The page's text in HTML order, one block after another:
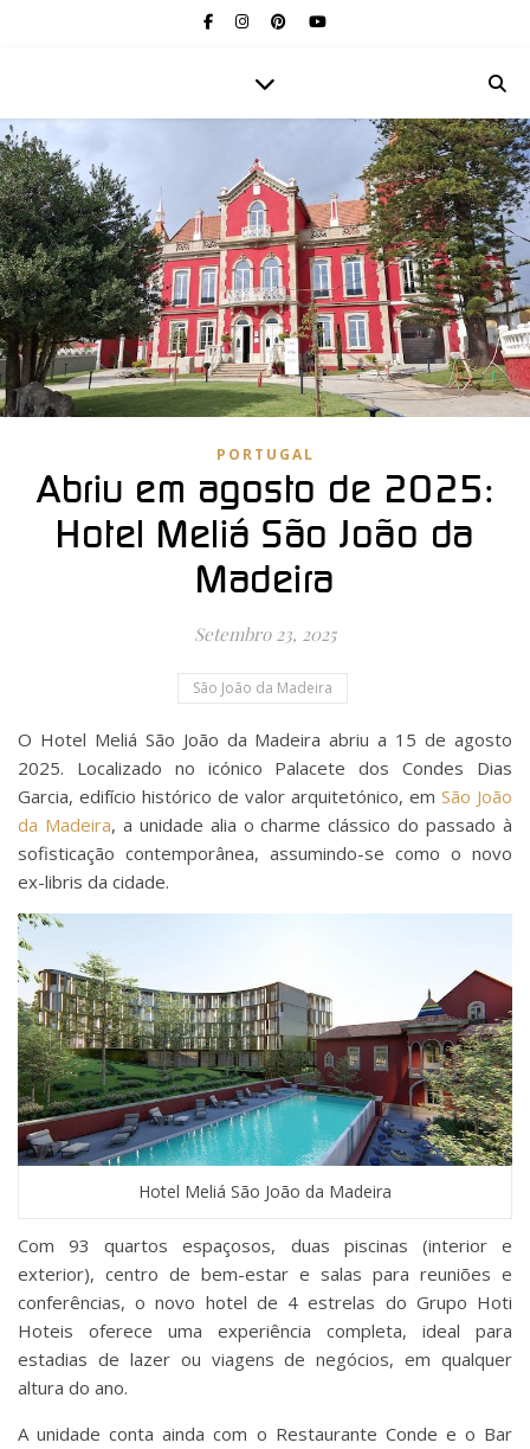
PORTUGAL
Abriu em agosto de 2025:
Hotel Meliá São João da
Madeira
Setembro 23, 2025
São João da Madeira
O Hotel Meliá São João da Madeira abriu a 15 de agosto
2025. Localizado no icónico Palacete dos Condes Dias
Garcia, edifício histórico de valor arquitetónico, em São João
da Madeira, a unidade alia o charme clássico do passado à
sofisticação contemporânea, assumindo-se como o novo
ex-libris da cidade.
Hotel Meliá São João da Madeira
Com 93 quartos espaçosos, duas piscinas (interior e
exterior), centro de bem-estar e salas para reuniões e
conferências, o novo hotel de 4 estrelas do Grupo Hoti
Hoteis oferece uma experiência completa, ideal para
estadias de lazer ou viagens de negócios, em qualquer
altura do ano.
A unidade conta ainda com o Restaurante Conde e o Bar